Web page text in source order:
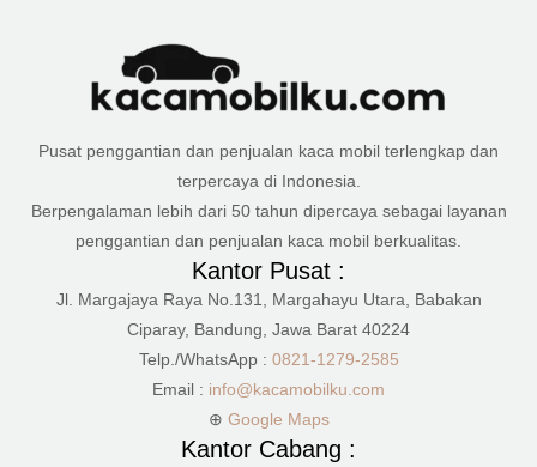
Pusat penggantian dan penjualan kaca mobil terlengkap dan
terpercaya di Indonesia.
Berpengalaman lebih dari 50 tahun dipercaya sebagai layanan
penggantian dan penjualan kaca mobil berkualitas.
Kantor Pusat :
Jl. Margajaya Raya No.131, Margahayu Utara, Babakan
Ciparay, Bandung, Jawa Barat 40224
Telp./WhatsApp : 0821-1279-2585
Email : info@kacamobilku.com
⊕ Google Maps
Kantor Cabang :